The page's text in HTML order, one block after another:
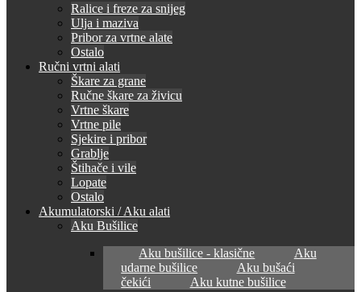
Ralice i freze za snijeg
Ulja i maziva
Pribor za vrtne alate
Ostalo
Ručni vrtni alati
Škare za grane
Ručne škare za živicu
Vrtne škare
Vrtne pile
Sjekire i pribor
Grablje
Štihače i vile
Lopate
Ostalo
Akumulatorski / Aku alati
Aku Bušilice
Aku bušilice - klasične
Aku
udarne bušilice
Aku bušaći
čekići
Aku kutne bušilice